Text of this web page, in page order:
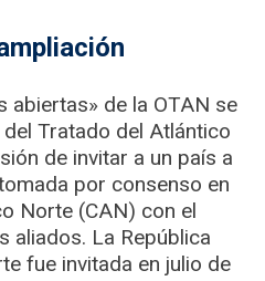
abiertas» de la OTAN se
Tratado del Atlántico
de invitar a un país a
por consenso en
Norte (CAN) con el
aliados. La República
fue invitada en julio de